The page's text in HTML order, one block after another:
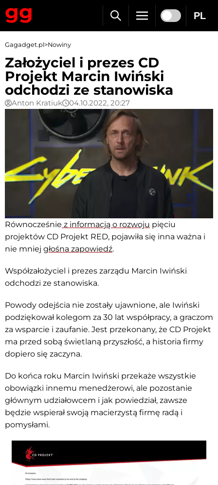
PL
Gagadget.pl>Nowiny
Założyciel i prezes CD
Projekt Marcin Iwiński
odchodzi ze stanowiska
Anton Kratiuk 04.10.2022, 20:27
Równocześnie z informacją o rozwoju pięciu
projektów CD Projekt RED, pojawiła się inna ważna i
nie mniej głośna zapowiedź.
Współzałożyciel i prezes zarządu Marcin Iwiński
odchodzi ze stanowiska.
Powody odejścia nie zostały ujawnione, ale Iwiński
podziękował kolegom za 30 lat współpracy, a graczom
za wsparcie i zaufanie. Jest przekonany, że CD Projekt
ma przed sobą świetlaną przyszłość, a historia firmy
dopiero się zaczyna.
Do końca roku Marcin Iwiński przekaże wszystkie
obowiązki innemu menedżerowi, ale pozostanie
głównym udziałowcem i jak powiedział, zawsze
będzie wspierał swoją macierzystą firmę radą i
pomysłami.